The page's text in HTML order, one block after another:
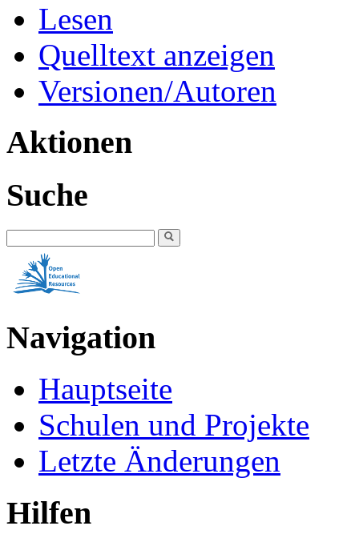
Lesen
Quelltext anzeigen
Versionen/Autoren
Aktionen
Suche
Navigation
Hauptseite
Schulen und Projekte
Letzte Änderungen
Hilfen